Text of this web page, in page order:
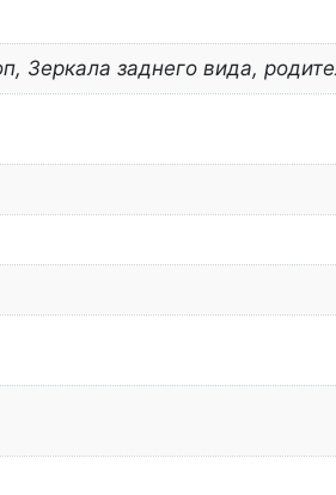
Зеркала заднего вида,